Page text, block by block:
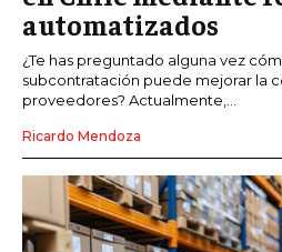
automatizados
¿Te has preguntado alguna vez
subcontratación puede mejorar la
proveedores? Actualmente,...
Ricardo Mendoza